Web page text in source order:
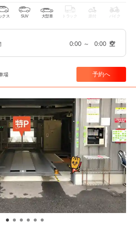
クス SUV 大型車 トラック 原付 バイク
0:00 ～ 0:00 空
場 予約へ